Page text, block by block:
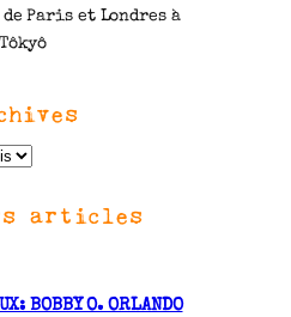
de Paris et Londres à
Tôkyô
articles
BOBBY O. ORLANDO